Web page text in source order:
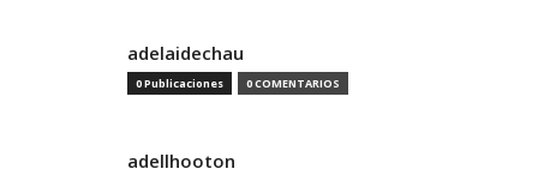
adelaidechau
0 Publicaciones 0 COMENTARIOS
adellhooton